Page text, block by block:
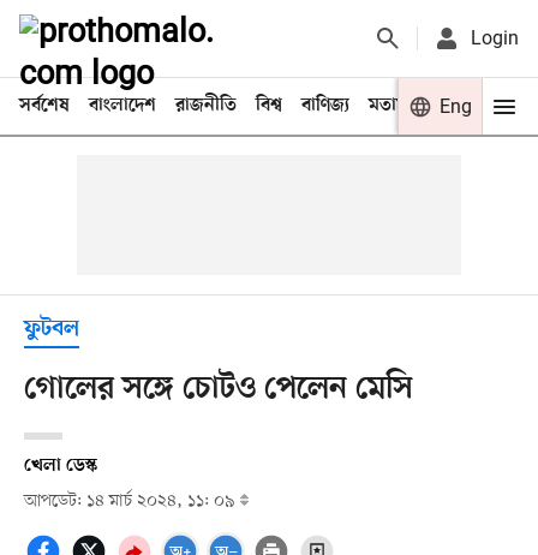
Login
সর্বশেষ বাংলাদেশ রাজনীতি বিশ্ব বাণিজ্য মতামত খেলা
Eng
ফুটবল
গোলের সঙ্গে চোটও পেলেন মেসি
খেলা ডেস্ক
আপডেট: ১৪ মার্চ ২০২৪, ১১: ০৯